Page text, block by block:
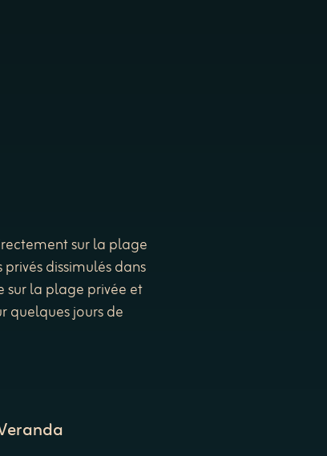
sur la plage
dissimulés dans
sur la plage privée et
quelques jours de